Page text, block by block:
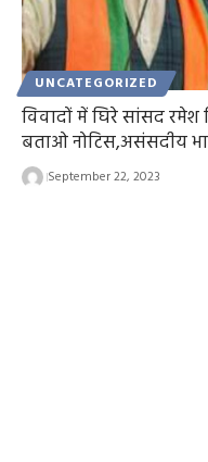
UNCATEGORIZED
विवादों में घिरे सांसद रमेश
बताओ नोटिस,असंसदीय
September 22, 2023